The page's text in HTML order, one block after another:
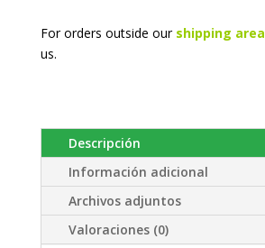
For orders outside our shipping area
us.
Descripción
Información adicional
Archivos adjuntos
Valoraciones (0)